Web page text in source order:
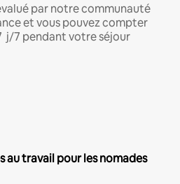
par notre communauté
et vous pouvez compter
j/7 pendant votre séjour
au travail pour les nomades